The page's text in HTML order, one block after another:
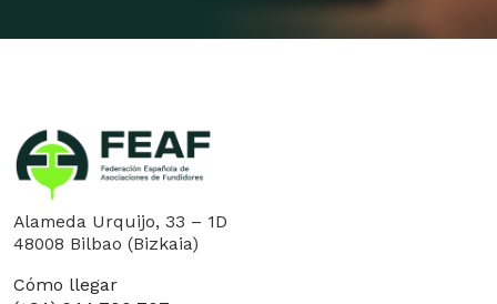
Alameda Urquijo, 33 – 1D
48008 Bilbao (Bizkaia)
Cómo llegar